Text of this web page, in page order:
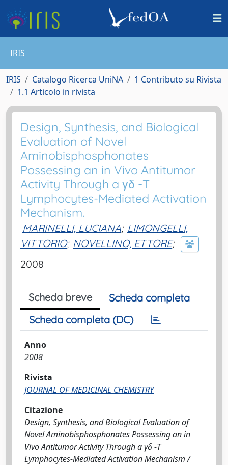
IRIS
IRIS Catalogo Ricerca UniNA
1 Contributo su Rivista
1.1 Articolo in rivista
Design, Synthesis, and Biological
Evaluation of Novel
Aminobisphosphonates
Possessing an in Vivo Antitumor
Activity Through a γδ -T
Lymphocytes-Mediated Activation
Mechanism.
MARINELLI, LUCIANA; LIMONGELLI,
VITTORIO; NOVELLINO, ETTORE;
2008
Scheda breve
Scheda completa
Scheda completa (DC)
Anno
2008
Rivista
JOURNAL OF MEDICINAL CHEMISTRY
Citazione
Design, Synthesis, and Biological Evaluation of
Novel Aminobisphosphonates Possessing an in
Vivo Antitumor Activity Through a γδ -T
Lymphocytes-Mediated Activation Mechanism /